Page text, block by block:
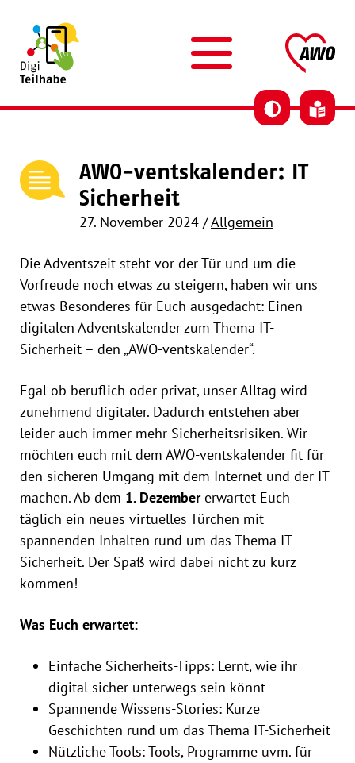
AWO DigiTeilhabe
AWO-ventskalender: IT
Sicherheit
27. November 2024 /Allgemein
Die Adventszeit steht vor der Tür und um die
Vorfreude noch etwas zu steigern, haben wir uns
etwas Besonderes für Euch ausgedacht: Einen
digitalen Adventskalender zum Thema IT-
Sicherheit – den „AWO-ventskalender“.
Egal ob beruflich oder privat, unser Alltag wird
zunehmend digitaler. Dadurch entstehen aber
leider auch immer mehr Sicherheitsrisiken. Wir
möchten euch mit dem AWO-ventskalender fit für
den sicheren Umgang mit dem Internet und der IT
machen. Ab dem 1. Dezembererwartet Euch
täglich ein neues virtuelles Türchen mit
spannenden Inhalten rund um das Thema IT-
Sicherheit. Der Spaß wird dabei nicht zu kurz
kommen!
Was Euch erwartet:
Einfache Sicherheits-Tipps: Lernt, wie ihr
digital sicher unterwegs sein könnt
Spannende Wissens-Stories: Kurze
Geschichten rund um das Thema IT-Sicherheit
Nützliche Tools: Tools, Programme uvm. für